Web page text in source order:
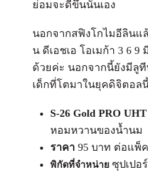
ย่อมจะดีขึ้นนั่นเอง
นอกจากสฟิงโกไมอีลินแ
น ดีเอชเอ โอเมก้า 3 6
ด้วยค่ะ นอกจากนี้ยังมีลู
เด็กที่โตมาในยุคดิจิตอลนี้
S-26 Gold PRO
หอมหวานของน้ำนม
ราคา 95 บาท ต่อแพ็
พิกัดที่จำหน่าย ซุปเปอ